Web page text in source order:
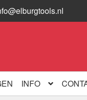
INFO